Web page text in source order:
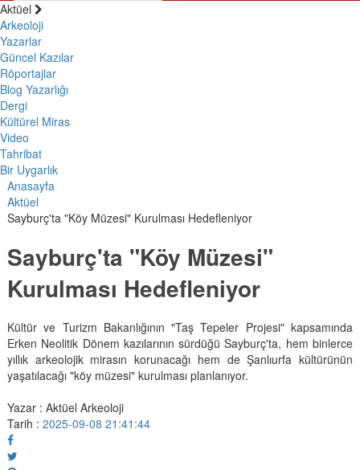
Aktüel
Arkeoloji
Yazarlar
Güncel Kazılar
Röportajlar
Blog Yazarlığı
Dergi
Kültürel Miras
Video
Tahribat
Bir Uygarlık
Anasayfa
Aktüel
Sayburç'ta "Köy Müzesi" Kurulması Hedefleniyor
Sayburç'ta "Köy Müzesi"
Kurulması Hedefleniyor
Kültür ve Turizm Bakanlığının "Taş Tepeler Projesi" kapsamında
Erken Neolitik Dönem kazılarının sürdüğü Sayburç'ta, hem binlerce
yıllık arkeolojik mirasın korunacağı hem de Şanlıurfa kültürünün
yaşatılacağı "köy müzesi" kurulması planlanıyor.
Yazar : Aktüel Arkeoloji
Tarih : 2025-09-08 21:41:44